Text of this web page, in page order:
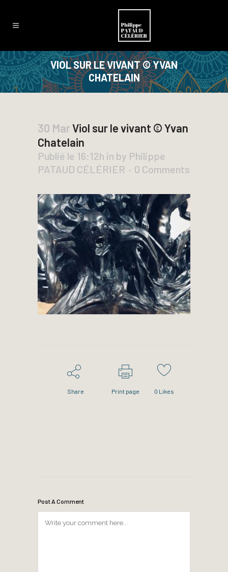
VIOL SUR LE VIVANT © YVAN
CHATELAIN
30 MarViol sur le vivant © Yvan
Chatelain
Publié le 16:12h in by Philippe
PATAUD CÉLÉRIER
0 Comments
Share Print page 0 Likes
Post A Comment